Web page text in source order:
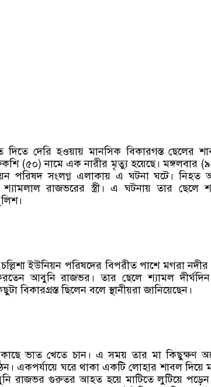
দেরি হওয়ায় মানসিক বিকারগস্ত ছেলের
(৫০) নামে এক নারীর মৃত্যু হয়েছে। মঙ্গলবার
পরিষদ সংলগ্ন এলাকায় এ ঘটনা ঘটে। নিহত
রাজভরের স্ত্রী। এ ঘটনায় তার ছেলে
ইউনিয়ন পরিষদের বিপরীত পাশে মগরা নদীর
আবুনি রাজভর। তার ছেলে শ্যামল
বিকারগ্রস্ত ছিলেন বলে স্থানীয়রা জানিয়েছেন।
ভাত খেতে চান। এ সময় তার মা কিছুক্ষণ
একপর্যায়ে ঘরে থাকা একটি লোহার শাবল দিয়ে
রাজভর গুরুতর আহত হয়ে মাটিতে লুটিয়ে